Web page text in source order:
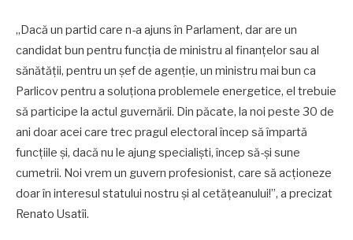
„Dacă un partid care n-a ajuns în Parlament, dar are un
candidat bun pentru funcția de ministru al finanțelor sau al
sănătății, pentru un șef de agenție, un ministru mai bun ca
Parlicov pentru a soluționa problemele energetice, el trebuie
să participe la actul guvernării. Din păcate, la noi peste 30 de
ani doar acei care trec pragul electoral încep să împartă
funcțiile și, dacă nu le ajung specialiști, încep să-și sune
cumetrii. Noi vrem un guvern profesionist, care să acționeze
doar în interesul statului nostru și al cetățeanului!”, a precizat
Renato Usatîi.